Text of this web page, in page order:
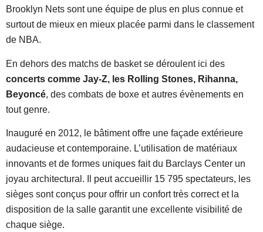
Brooklyn Nets sont une équipe de plus en plus connue et
surtout de mieux en mieux placée parmi dans le classement
de NBA.
En dehors des matchs de basket se déroulent ici des
concerts comme Jay-Z, les Rolling Stones, Rihanna,
Beyoncé, des combats de boxe et autres évènements en
tout genre.
Inauguré en 2012, le bâtiment offre une façade extérieure
audacieuse et contemporaine. L’utilisation de matériaux
innovants et de formes uniques fait du Barclays Center un
joyau architectural. Il peut accueillir 15 795 spectateurs, les
sièges sont conçus pour offrir un confort très correct et la
disposition de la salle garantit une excellente visibilité de
chaque siège.